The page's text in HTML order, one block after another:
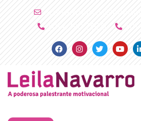
FacebookInstagramTwitter